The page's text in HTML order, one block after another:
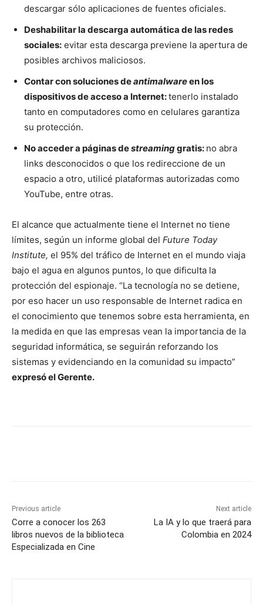
descargar sólo aplicaciones de fuentes oficiales.
Deshabilitar la descarga automática de las redes
sociales: evitar esta descarga previene la apertura de
posibles archivos maliciosos.
Contar con soluciones deantimalwareen los
dispositivos de acceso a Internet:tenerlo instalado
tanto en computadores como en celulares garantiza
su protección.
No acceder a páginas destreaminggratis: no abra
links desconocidos o que los redireccione de un
espacio a otro, utilicé plataformas autorizadas como
YouTube, entre otras.
El alcance que actualmente tiene el Internet no tiene
límites, según un informe global del Future Today
Institute, el 95% del tráfico de Internet en el mundo viaja
bajo el agua en algunos puntos, lo que dificulta la
protección del espionaje. “La tecnología no se detiene,
por eso hacer un uso responsable de Internet radica en
el conocimiento que tenemos sobre esta herramienta, en
la medida en que las empresas vean la importancia de la
seguridad informática, se seguirán reforzando los
sistemas y evidenciando en la comunidad su impacto”
expresó el Gerente.
Previous article
Corre a conocer los 263
libros nuevos de la biblioteca
Especializada en Cine
Next article
La IA y lo que traerá para
Colombia en 2024